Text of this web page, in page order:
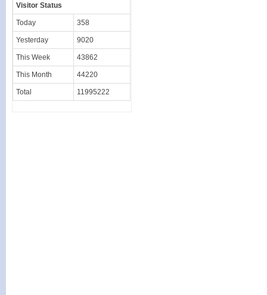
Visitor Status
Today 358
Yesterday 9020
This Week 43862
This Month 44220
Total 11995222